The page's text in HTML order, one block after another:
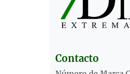
Contacto